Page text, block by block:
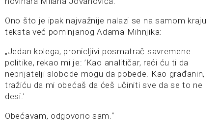
Ono što je ipak najvažnije nalazi se na samom kraju
teksta već pominjanog Adama Mihnjika:
„Jedan kolega, pronicljivi posmatrač savremene
politike, rekao mi je: ’Kao analitičar, reći ću ti da
neprijatelji slobode mogu da pobede. Kao građanin,
tražiću da mi obećaš da ćeš učiniti sve da se to ne
desi.’
Obećavam, odgovorio sam.“